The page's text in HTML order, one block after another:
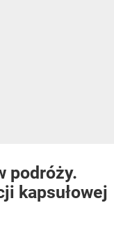
podróży.
kapsułowej